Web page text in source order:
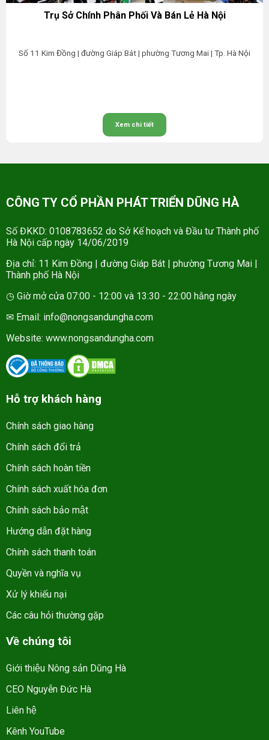
Trụ Sở Chính Phân Phối Và Bán Lẻ Hà Nội
Số 11 Kim Đồng | đường Giáp Bát | phường Tương Mai | Tp. Hà Nội
Xem chi tiết
CÔNG TY CỔ PHẦN PHÁT TRIỂN DŨNG HÀ
Số ĐKKD: 0108783652 do Sở Kế hoạch và Đầu tư Thành phố
Hà Nội cấp ngày 14/06/2019
Địa chỉ: 11 Kim Đồng | đường Giáp Bát | phường Tương Mai |
Thành phố Hà Nội
◷ Giờ mở cửa 07:00 - 12:00 và 13:30 - 22:00 hằng ngày
✉ Email: info@nongsandungha.com
Website: www.nongsandungha.com
Hỗ trợ khách hàng
Chính sách giao hàng
Chính sách đổi trả
Chính sách hoàn tiền
Chính sách xuất hóa đơn
Chính sách bảo mật
Hướng dẫn đặt hàng
Chính sách thanh toán
Quyền và nghĩa vụ
Xử lý khiếu nại
Các câu hỏi thường gặp
Về chúng tôi
Giới thiệu Nông sản Dũng Hà
CEO Nguyễn Đức Hà
Liên hệ
Kênh YouTube